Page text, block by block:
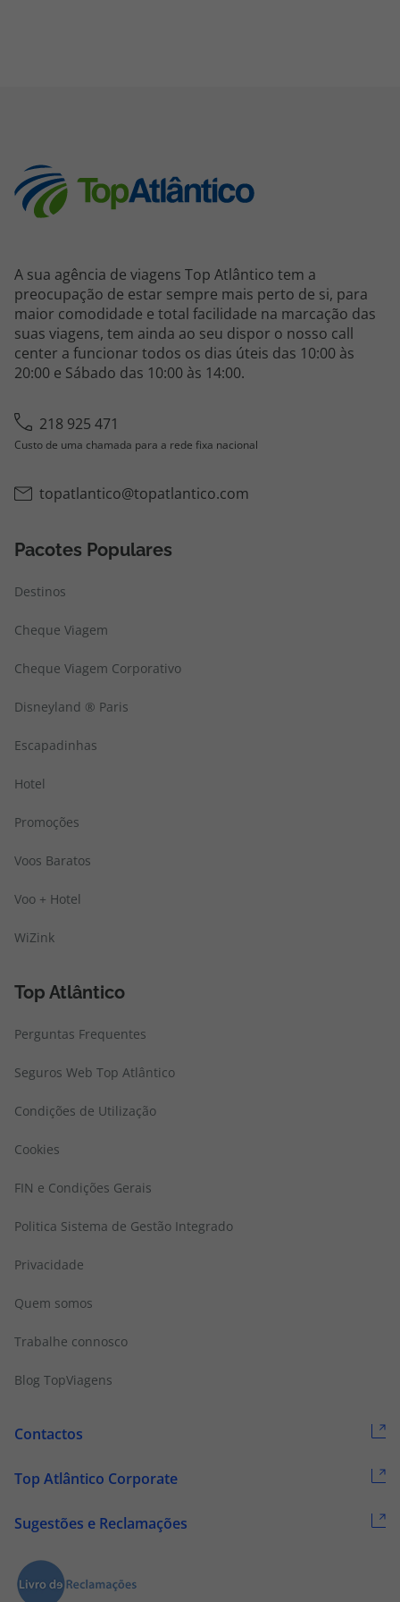
A sua agência de viagens Top Atlântico tem a
preocupação de estar sempre mais perto de si, para
maior comodidade e total facilidade na marcação das
suas viagens, tem ainda ao seu dispor o nosso call
center a funcionar todos os dias úteis das 10:00 às
20:00 e Sábado das 10:00 às 14:00.
218 925 471
Custo de uma chamada para a rede fixa nacional
topatlantico@topatlantico.com
Pacotes Populares
Destinos
Cheque Viagem
Cheque Viagem Corporativo
Disneyland ® Paris
Escapadinhas
Hotel
Promoções
Voos Baratos
Voo + Hotel
WiZink
Top Atlântico
Perguntas Frequentes
Seguros Web Top Atlântico
Condições de Utilização
Cookies
FIN e Condições Gerais
Politica Sistema de Gestão Integrado
Privacidade
Quem somos
Trabalhe connosco
Blog TopViagens
Contactos
Top Atlântico Corporate
Sugestões e Reclamações